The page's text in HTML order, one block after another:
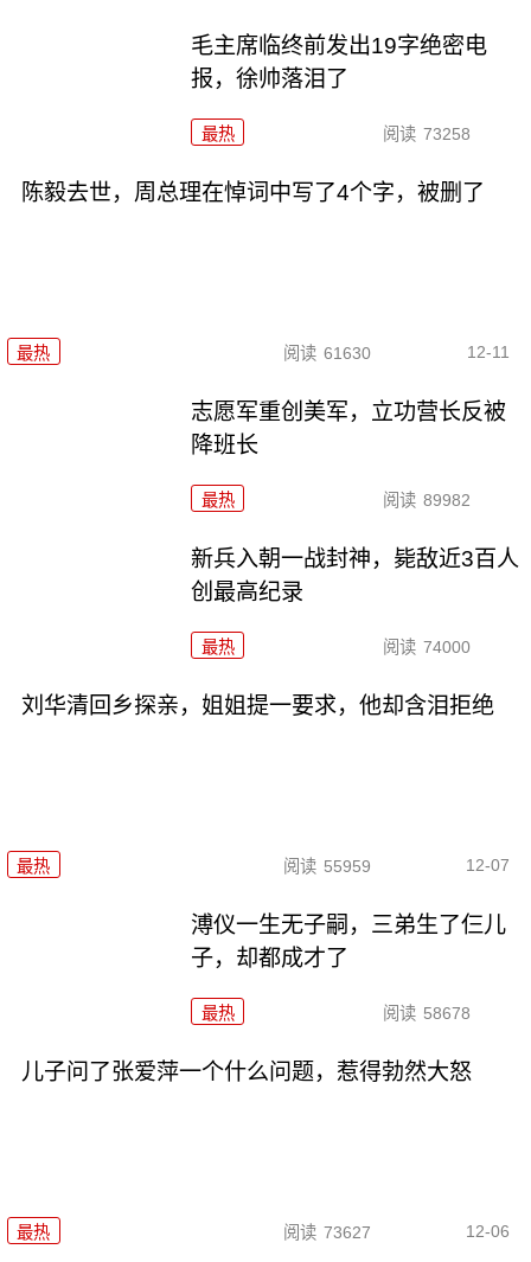
毛主席临终前发出19字绝密电
报，徐帅落泪了
最热 阅读 73258
陈毅去世，周总理在悼词中写了4个字，被删了
最热 阅读 61630 12-11
志愿军重创美军，立功营长反被
降班长
最热 阅读 89982
新兵入朝一战封神，毙敌近3百人
创最高纪录
最热 阅读 74000
刘华清回乡探亲，姐姐提一要求，他却含泪拒绝
最热 阅读 55959 12-07
溥仪一生无子嗣，三弟生了仨儿
子，却都成才了
最热 阅读 58678
儿子问了张爱萍一个什么问题，惹得勃然大怒
最热 阅读 73627 12-06